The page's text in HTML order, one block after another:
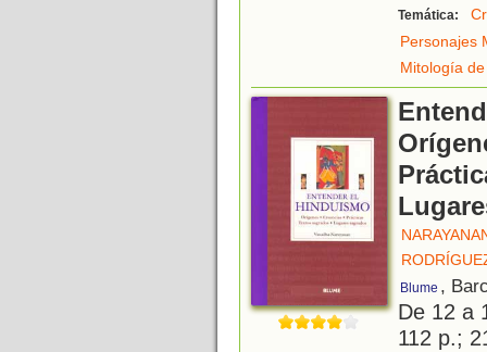
Temática:
Personajes
Mitología
Blume ,
De 12 a
112 p.;